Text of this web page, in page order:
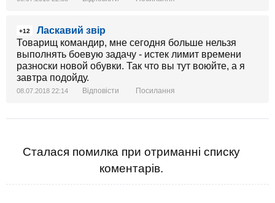
різко змінився слідчий і ... починає пахнути
рішаловом. Здається, доведеться нам всім бійця
підтримати.
+12
Ласкавий звір
Товарищ командир, мне сегодня больше нельзя
выполнять боевую задачу - истек лимит времени
разноски новой обувки. Так что вы тут воюйте, а я
завтра подойду.
08.07.2018 22:14 Відповісти Посилання
Сталася помилка при отриманні списку
коментарів.